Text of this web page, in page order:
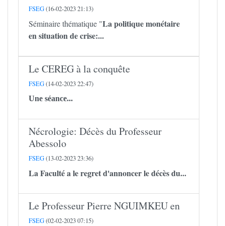
FSEG(16-02-2023 21:13)
Séminaire thématique "La politique monétaire
en situation de crise:...
Le CEREG à la conquête
FSEG(14-02-2023 22:47)
Une séance...
Nécrologie: Décès du Professeur
Abessolo
FSEG(13-02-2023 23:36)
La Faculté a le regret d'annoncer le décès du...
Le Professeur Pierre NGUIMKEU en
FSEG(02-02-2023 07:15)